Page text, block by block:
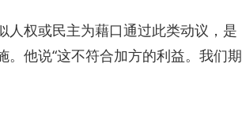
人权或民主为藉口通过此类动议，是
他说“这不符合加方的利益。我们期